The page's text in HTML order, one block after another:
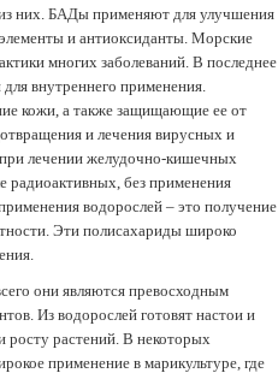
них. БАДы применяют для улучшения
и антиоксиданты. Морские
многих заболеваний. В последнее
внутреннего применения.
кожи, а также защищающие ее от
и лечения вирусных и
лечении желудочно-кишечных
радиоактивных, без применения
водорослей – это получение
Эти полисахариды широко
они являются превосходным
Из водорослей готовят настои и
растений. В некоторых
применение в марикультуре, где